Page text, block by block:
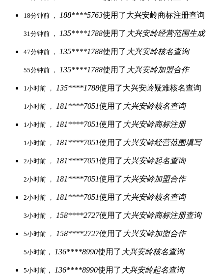
18分钟前 ， 188****5763使用了大兴安岭商标注册查询
31分钟前 ， 135****1788使用了 大兴安岭经营范围生成
47分钟前 ， 135****1788使用了 大兴安岭核名查询
55分钟前 ， 135****1788使用了 大兴安岭加盟合作
1小时前 ， 135****1788使用了大兴安岭疑难核名查询
1小时前 ， 181****7051使用了 大兴安岭核名查询
1小时前 ， 181****7051使用了 大兴安岭商标注册
1小时前 ， 181****7051使用了 大兴安岭经营范围填写
2小时前 ， 181****7051使用了 大兴安岭起名查询
2小时前 ， 181****7051使用了 大兴安岭加盟合作
2小时前 ， 181****7051使用了 大兴安岭核名查询
3小时前 ， 158****2727使用了 大兴安岭商标注册查询
5小时前 ， 158****2727使用了 大兴安岭加盟合作
5小时前， 136****8990使用了 大兴安岭核名查询
5小时前， 136****8990使用了 大兴安岭起名查询